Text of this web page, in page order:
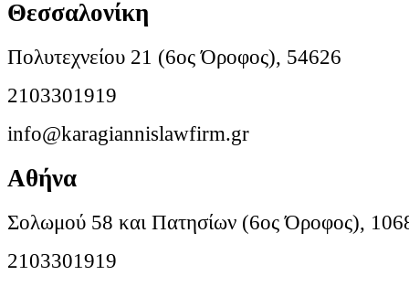
Θεσσαλονίκη
Πολυτεχνείου 21 (6ος Όροφος), 54626
2103301919
info@karagiannislawfirm.gr
Αθήνα
Σολωμού 58 και Πατησίων (6ος Όροφος),
2103301919